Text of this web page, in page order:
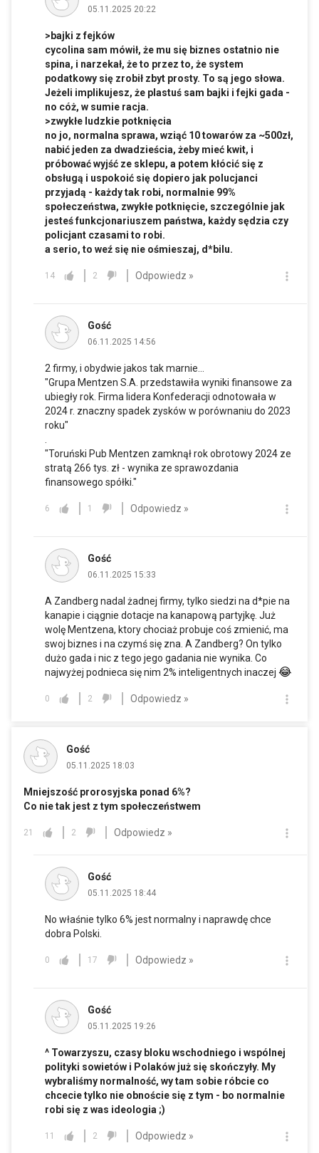
05.11.2025 20:22
>bajki z fejków
cycolina sam mówił, że mu się biznes ostatnio nie
spina, i narzekał, że to przez to, że system
podatkowy się zrobił zbyt prosty. To są jego słowa.
Jeżeli implikujesz, że plastuś sam bajki i fejki gada -
no cóż, w sumie racja.
>zwykłe ludzkie potknięcia
no jo, normalna sprawa, wziąć 10 towarów za ~500zł,
nabić jeden za dwadzieścia, żeby mieć kwit, i
próbować wyjść ze sklepu, a potem kłócić się z
obsługą i uspokoić się dopiero jak polucjanci
przyjadą - każdy tak robi, normalnie 99%
społeczeństwa, zwykłe potknięcie, szczególnie jak
jesteś funkcjonariuszem państwa, każdy sędzia czy
policjant czasami to robi.
a serio, to weź się nie ośmieszaj, d*bilu.
14 2 Odpowiedz »
Gość
06.11.2025 14:56
2 firmy, i obydwie jakos tak marnie...
"Grupa Mentzen S.A. przedstawiła wyniki finansowe za
ubiegły rok. Firma lidera Konfederacji odnotowała w
2024 r. znaczny spadek zysków w porównaniu do 2023
roku"
.
"Toruński Pub Mentzen zamknął rok obrotowy 2024 ze
stratą 266 tys. zł - wynika ze sprawozdania
finansowego spółki."
6 1 Odpowiedz »
Gość
06.11.2025 15:33
A Zandberg nadal żadnej firmy, tylko siedzi na d*pie na
kanapie i ciągnie dotacje na kanapową partyjkę. Już
wolę Mentzena, ktory chociaż probuje coś zmienić, ma
swoj biznes i na czymś się zna. A Zandberg? On tylko
dużo gada i nic z tego jego gadania nie wynika. Co
najwyżej podnieca się nim 2% inteligentnych inaczej 😂
0 2 Odpowiedz »
Gość
05.11.2025 18:03
Mniejszość prorosyjska ponad 6%?
Co nie tak jest z tym społeczeństwem
21 2 Odpowiedz »
Gość
05.11.2025 18:44
No właśnie tylko 6% jest normalny i naprawdę chce
dobra Polski.
0 17 Odpowiedz »
Gość
05.11.2025 19:26
^ Towarzyszu, czasy bloku wschodniego i wspólnej
polityki sowietów i Polaków już się skończyły. My
wybraliśmy normalność, wy tam sobie róbcie co
chcecie tylko nie obnoście się z tym - bo normalnie
robi się z was ideologia ;)
11 2 Odpowiedz »